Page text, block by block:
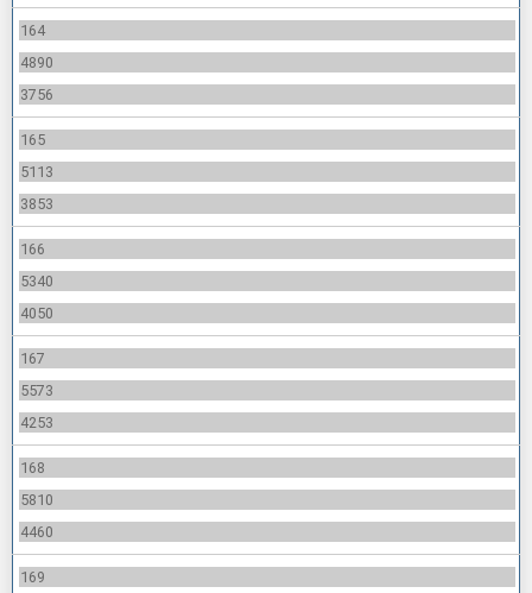
164
4890
3756
165
5113
3853
166
5340
4050
167
5573
4253
168
5810
4460
169